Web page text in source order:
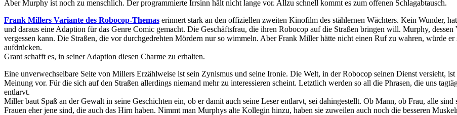
Aber Murphy ist noch zu menschlich. Der programmierte Irrsinn hält nicht lange vor. Allzu schnell kommt es zum offenen Schlagabtausch.
Frank Millers Variante des Robocop-Themas erinnert stark an den offiziellen zweiten Kinofilm des stählernen Wächters. Kein Wunder,
und daraus eine Adaption für das Genre Comic gemacht. Die Geschäftsfrau, die ihren Robocop auf die Straßen bringen will. Murphy,
vergessen kann. Die Straßen, die vor durchgedrehten Mördern nur so wimmeln. Aber Frank Miller hätte nicht einen Ruf zu wahren, würde er
aufdrücken.
Grant schafft es, in seiner Adaption diesen Charme zu erhalten.
Eine unverwechselbare Seite von Millers Erzählweise ist sein Zynismus und seine Ironie. Die Welt, in der Robocop seinen Dienst versieht,
Meinung vor. Für die sich auf den Straßen allerdings niemand mehr zu interessieren scheint. Letztlich werden so all die Phrasen, die uns
entlarvt.
Miller baut Spaß an der Gewalt in seine Geschichten ein, ob er damit auch seine Leser entlarvt, sei dahingestellt. Ob Mann, ob Frau, alle
Frauen eher jene sind, die auch das Hirn haben. Nimmt man Murphys alte Kollegin hinzu, haben sie zuweilen auch noch die besseren